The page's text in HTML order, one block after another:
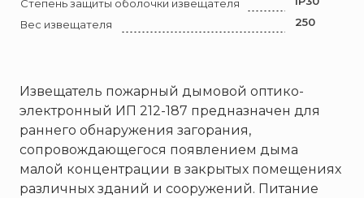
Минипожарный
Неизвестный производитель
Пожнанотех
Полисервис
Прибор
Степень защиты оболочки извещателя
Вес извещателя
250
Извещатель пожарный дымовой оптико-
электронный ИП 212-187 предназначен для
раннего обнаружения загорания,
сопровождающегося появлением дыма
малой концентрации в закрытых помещениях
различных зданий и сооружений. Питание